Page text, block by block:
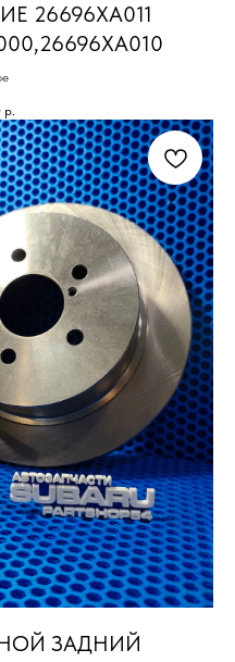
26696XA011
р.
ЗАДНИЙ